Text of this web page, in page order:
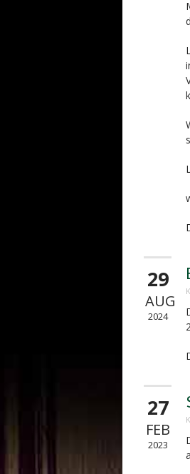
29
AUG
2024
27
FEB
2023